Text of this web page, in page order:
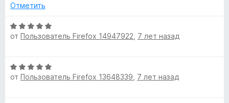
о
а
2
5
Отметить
О
ц
е
н
от Пользователь Firefox 14947922 7 лет назад
О
ц
от Пользователь Firefox 13648339 7 лет назад